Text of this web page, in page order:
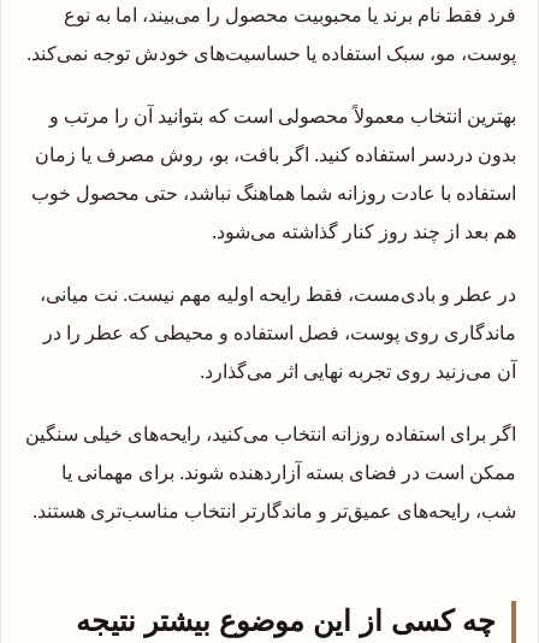
فرد فقط نام برند یا محبوبیت محصول را می‌بیند، اما به نوع
پوست، مو، سبک استفاده یا حساسیت‌های خودش توجه نمی‌کند.
بهترین انتخاب معمولاً محصولی است که بتوانید آن را مرتب و
بدون دردسر استفاده کنید. اگر بافت، بو، روش مصرف یا زمان
استفاده با عادت روزانه شما هماهنگ نباشد، حتی محصول خوب
هم بعد از چند روز کنار گذاشته می‌شود.
در عطر و بادی‌مست، فقط رایحه اولیه مهم نیست. نت میانی،
ماندگاری روی پوست، فصل استفاده و محیطی که عطر را در
آن می‌زنید روی تجربه نهایی اثر می‌گذارد.
اگر برای استفاده روزانه انتخاب می‌کنید، رایحه‌های خیلی سنگین
ممکن است در فضای بسته آزاردهنده شوند. برای مهمانی یا
شب، رایحه‌های عمیق‌تر و ماندگارتر انتخاب مناسب‌تری هستند.
چه کسی از این موضوع بیشتر نتیجه